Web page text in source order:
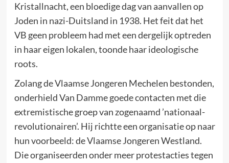
Kristallnacht, een bloedige dag van aanvallen op
Joden in nazi-Duitsland in 1938. Het feit dat het
VB geen probleem had met een dergelijk optreden
in haar eigen lokalen, toonde haar ideologische
roots.
Zolang de Vlaamse Jongeren Mechelen bestonden,
onderhield Van Damme goede contacten met die
extremistische groep van zogenaamd ’nationaal-
revolutionairen’. Hij richtte een organisatie op naar
hun voorbeeld: de Vlaamse Jongeren Westland.
Die organiseerden onder meer protestacties tegen